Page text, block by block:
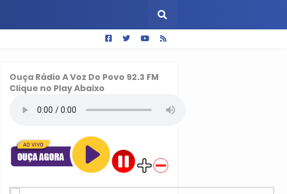
Ouça Rádio A Voz Do Povo 92.3 FM
Clique no Play Abaixo